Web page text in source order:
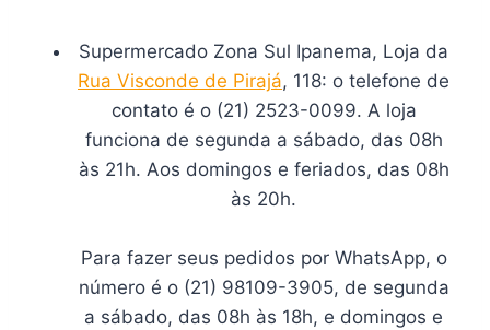
Supermercado Zona Sul Ipanema, Loja da
Rua Visconde de Pirajá, 118: o telefone de
contato é o (21) 2523-0099. A loja
funciona de segunda a sábado, das 08h
às 21h. Aos domingos e feriados, das 08h
às 20h.
Para fazer seus pedidos por WhatsApp, o
número é o (21) 98109-3905, de segunda
a sábado, das 08h às 18h, e domingos e